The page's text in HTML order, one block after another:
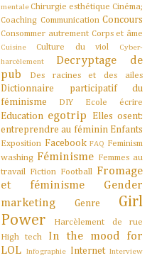
mentaleChirurgie esthétique Cinéma;
Coaching Communication Concours
Consommer autrement Corps et âme
Cuisine Culture du viol
Cyber-
harcèlement
Decryptage de
pub
Des racines et des ailes
Dictionnaire participatif du
féminisme
DIY Ecole écrire
Education egotrip
Elles osent:
entreprendre au féminin Enfants
Exposition Facebook FAQ Feminism
washing Féminisme Femmes au
travail Fiction Football Fromage
et féminisme
Gender
marketing
Genre
Girl
Power
Harcèlement de rue
High tech
In the mood for
LOL
Infographie Internet Interview